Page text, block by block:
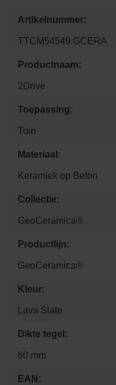
Artikelnummer:
TTCM54549.GCERA
Productnaam:
2Drive
Toepassing:
Tuin
Materiaal:
Keramiek op Beton
Collectie:
GeoCeramica®
Productlijn:
GeoCeramica®
Kleur:
Lava Slate
Dikte tegel:
60 mm
EAN: